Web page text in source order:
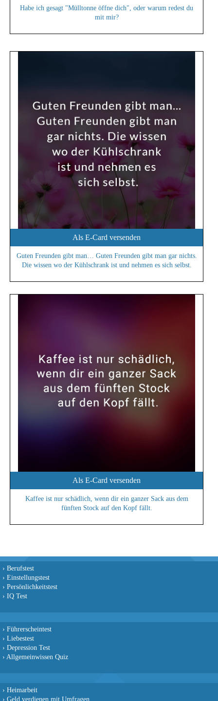
Habe ich gesagt "Mülltonne öffne dich", oder warum redest du
mit mir?
Als E-Card versenden
Guten Freunden gibt man… Guten Freunden gibt man gar nichts.
Die wissen wo der Kühlschrank ist und nehmen es sich selbst.
Als E-Card versenden
Kaffee ist nur schädlich, wenn dir ein ganzer Sack aus dem
fünften Stock auf den Kopf fällt.
› Berufstest
› Einstellungstest
› Persönlichkeitstest
› IQ Test
› Führerscheintest
› Liebestest
› Depression Test
› Allgemeinwissen Quiz
› Heimarbeit
› Geld verdienen mit Umfragen